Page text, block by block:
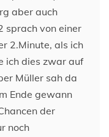
aber auch
sprach von einer
2.Minute, als ich
ich dies zwar auf
Müller sah da
Ende gewann
der
noch